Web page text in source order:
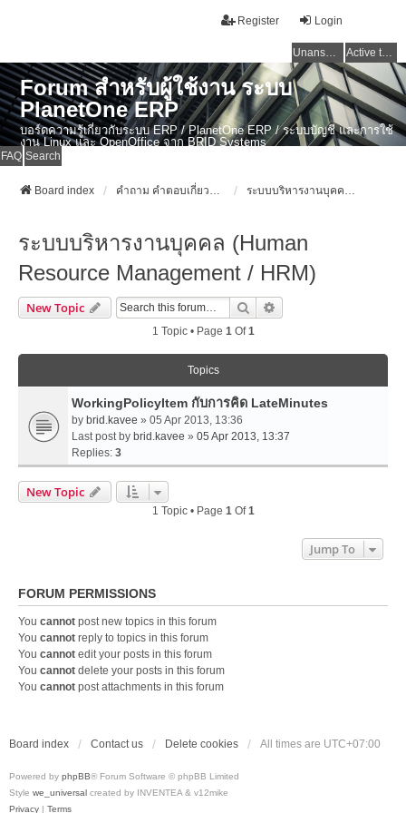
Login
Register
Unanswered topics Active topics
Forum สำหรับผู้ใช้งาน ระบบ
PlanetOne ERP
บอร์ดความรู้เกี่ยวกับระบบ ERP / PlanetOne ERP / ระบบบัญชี และการใช้
งาน Linux และ OpenOffice จาก BRID Systems
FAQ Search
Board index คำถาม คำตอบเกี่ยวกับระบบ ไทย ERP: AdvanceBusinessSystem - PlanetOne และ ERP ระบบบัญชี ระบบบริหารงานบุคคล (Human Resource Management / HRM)
ระบบบริหารงานบุคคล (Human
Resource Management / HRM)
New Topic Search
1 Topic • Page 1Of1
Topics
WorkingPolicyItem กับการคิด LateMinutes
by brid.kavee » 05 Apr 2013, 13:36
Last post by brid.kavee » 05 Apr 2013, 13:37
Replies: 3
New Topic
1 Topic • Page 1Of1
Jump To
FORUM PERMISSIONS
You cannot post new topics in this forum
You cannot reply to topics in this forum
You cannot edit your posts in this forum
You cannot delete your posts in this forum
You cannot post attachments in this forum
Board index Contact us Delete cookies All times are UTC+07:00
Powered by phpBB® Forum Software © phpBB Limited
Style we_universal created by INVENTEA & v12mike
Privacy | Terms